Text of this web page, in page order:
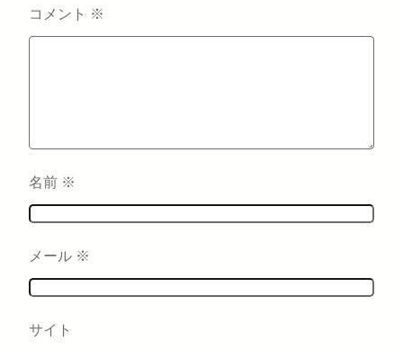
コメント ※
名前 ※
メール ※
サイト